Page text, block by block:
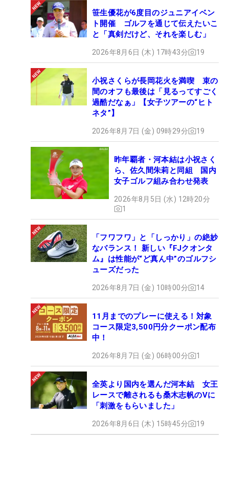
笹生優花が6度目のジュニアイベン
ト開催 ゴルフを通じて伝えたいこ
と「真剣だけど、それを楽しむ」
2026年8月6日 (木) 17時43分 19
小祝さくらが長岡花火を満喫 束の
間のオフも最後は「見るってすごく
過酷だなぁ」【女子ツアーの“ヒト
ネタ”】
2026年8月7日 (金) 09時29分 19
昨年覇者・河本結は小祝さく
ら、佐久間朱莉と同組 国内
女子ゴルフ組み合わせ発表
2026年8月5日 (水) 12時20分
1
「フワフワ」と「しっかり」の絶妙
なバランス！ 新しい『FJクオンタ
ム』は性能が“ど真ん中”のゴルフシ
ューズだった
2026年8月7日 (金) 10時00分 14
11月までのプレーに使える！対象
コース限定3,500円分クーポン配布
中！
2026年8月7日 (金) 06時00分 1
全英より国内を選んだ河本結 女王
レースで離されるも桑木志帆のVに
「刺激をもらいました」
2026年8月6日 (木) 15時45分 19